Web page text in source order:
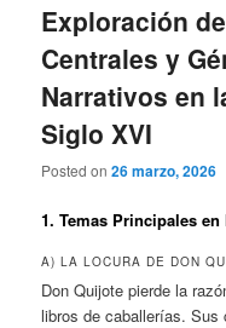
Exploración
Centrales y
Narrativos en
Siglo XVI
Posted on26 marzo, 2026
1. Temas Principales
A) LA LOCURA DE DON
Don Quijote pierde la
libros de caballerías.